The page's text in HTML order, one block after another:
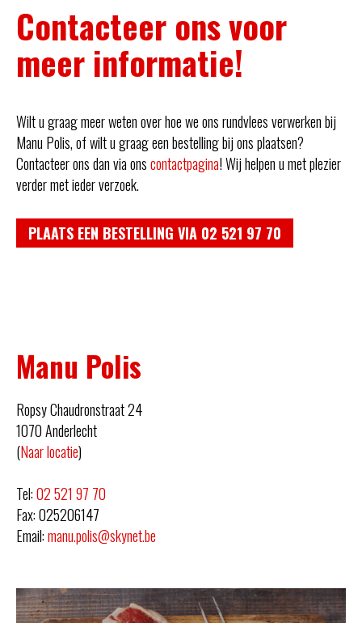
Contacteer ons voor
meer informatie!
Wilt u graag meer weten over hoe we ons rundvlees verwerken bij
Manu Polis, of wilt u graag een bestelling bij ons plaatsen?
Contacteer ons dan via onscontactpagina! Wij helpen u met plezier
verder met ieder verzoek.
PLAATS EEN BESTELLING VIA 02 521 97 70
Manu Polis
Ropsy Chaudronstraat 24
1070 Anderlecht
(Naar locatie)
Tel:02 521 97 70
Fax: 025206147
Email:manu.polis@skynet.be